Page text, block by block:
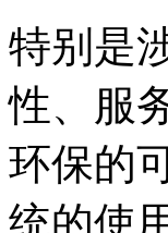
特别是
性、服
环保的
统的使